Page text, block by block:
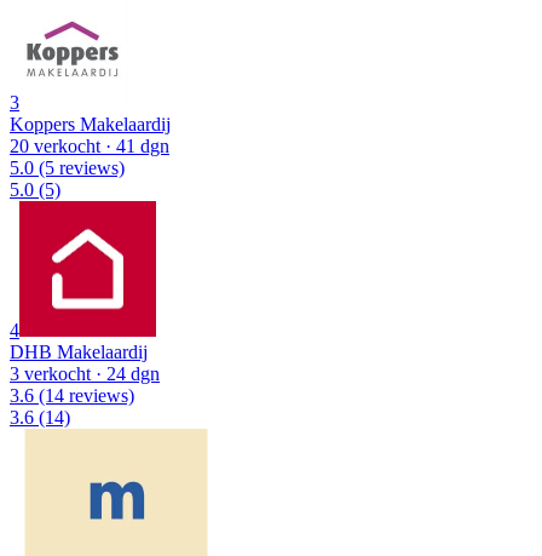
3
Koppers Makelaardij
20 verkocht · 41 dgn
5.0 (5 reviews)
5.0 (5)
4
DHB Makelaardij
3 verkocht· 24 dgn
3.6 (14 reviews)
3.6 (14)